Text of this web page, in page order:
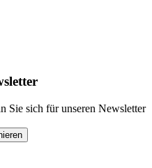
Sie sich für unseren Newsletter